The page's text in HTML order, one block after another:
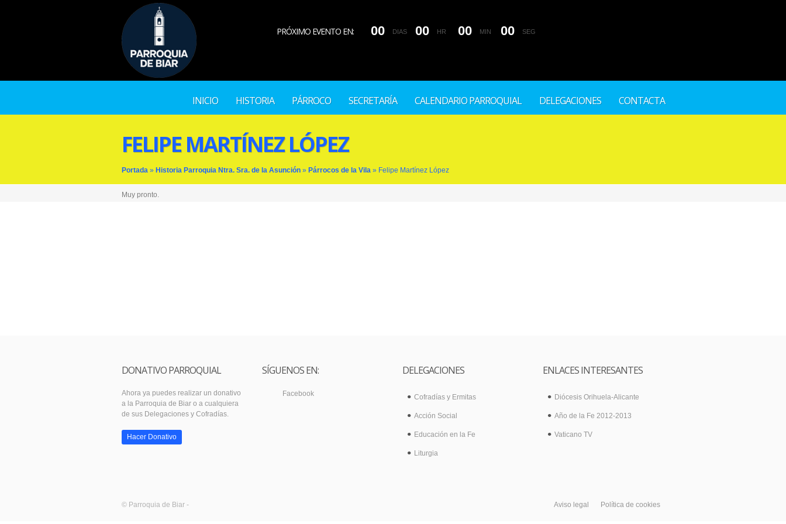
PRÓXIMO EVENTO EN: 00 DIAS 00 HR 00 MIN 00 SEG
INICIO HISTORIA PÁRROCO SECRETARÍA CALENDARIO PARROQUIAL DELEGACIONES CONTACTA
FELIPE MARTÍNEZ LÓPEZ
Portada » Historia Parroquia Ntra. Sra. de la Asunción » Párrocos de la Vila » Felipe Martínez López
Muy pronto.
DONATIVO PARROQUIAL
Ahora ya puedes realizar un donativo
a la Parroquia de Biar o a cualquiera
de sus Delegaciones y Cofradías.
Hacer Donativo
SÍGUENOS EN:
Facebook
DELEGACIONES
Cofradías y Ermitas
Acción Social
Educación en la Fe
Liturgia
ENLACES INTERESANTES
Diócesis Orihuela-Alicante
Año de la Fe 2012-2013
Vaticano TV
© Parroquia de Biar - Aviso legal Política de cookies